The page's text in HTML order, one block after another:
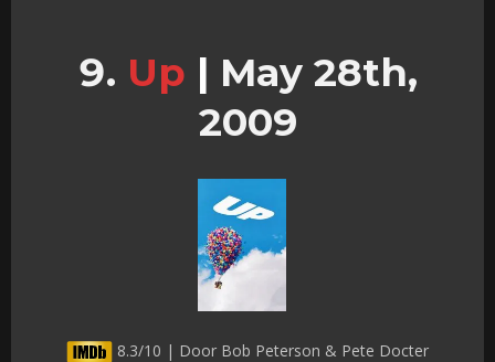
Up | May 28th,
2009
8.3/10 | Door Bob Peterson & Pete Docter